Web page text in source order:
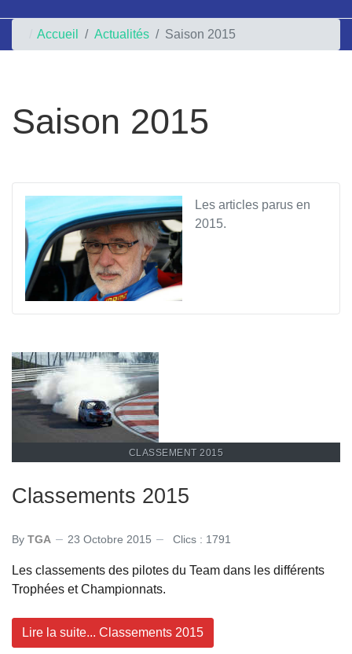
Accueil Actualités Saison 2015
Saison 2015
Les articles parus en
2015.
CLASSEMENT 2015
Classements 2015
By TGA 23 Octobre 2015 Clics : 1791
Les classements des pilotes du Team dans les différents
Trophées et Championnats.
Lire la suite... Classements 2015